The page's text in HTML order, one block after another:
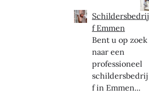
Schildersbedrij
f Emmen
Bent u op zoek
naar een
professioneel
schildersbedrij
f in Emmen...